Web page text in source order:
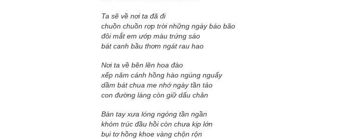
Ta sẽ về nơi ta đã đi
chuồn chuồn rợp trời những ngày báo bão
đôi mắt em ướp màu trứng sáo
bát canh bầu thơm ngát rau hao
Nơi ta về bẽn lẽn hoa đào
xếp năm cánh hồng hào ngúng nguẩy
dầm bát chua me nhớ ngày tần tảo
con đường làng còn giữ dấu chân
Bàn tay xưa lóng ngóng tần ngần
khóm trúc đầu hồi còn chưa kịp lớn
bụi tơ hồng khoe vàng chộn rộn